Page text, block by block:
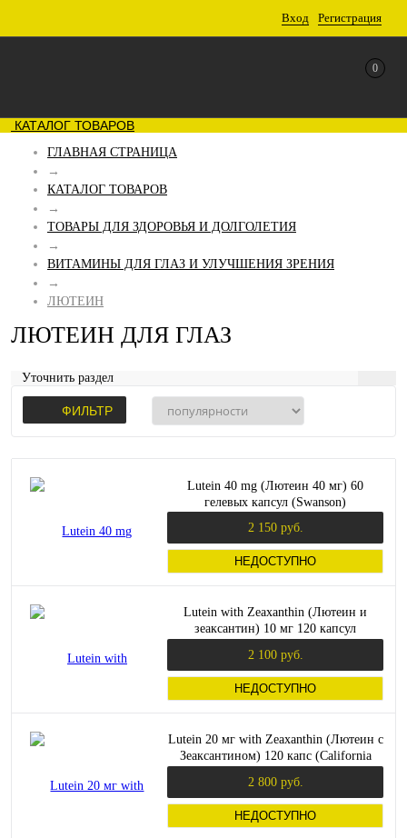
Вход Регистрация
0
КАТАЛОГ ТОВАРОВ
ГЛАВНАЯ СТРАНИЦА
→
КАТАЛОГ ТОВАРОВ
→
ТОВАРЫ ДЛЯ ЗДОРОВЬЯ И ДОЛГОЛЕТИЯ
→
ВИТАМИНЫ ДЛЯ ГЛАЗ И УЛУЧШЕНИЯ ЗРЕНИЯ
→
ЛЮТЕИН
ЛЮТЕИН ДЛЯ ГЛАЗ
Уточнить раздел
ФИЛЬТР
Lutein 40 mg (Лютеин 40 мг) 60
гелевых капсул (Swanson)
2 150 руб.
НЕДОСТУПНО
Lutein with Zeaxanthin (Лютеин и
зеаксантин) 10 мг 120 капсул
2 100 руб.
НЕДОСТУПНО
Lutein 20 мг with Zeaxanthin (Лютеин с
Зеаксантином) 120 капс (California
2 800 руб.
НЕДОСТУПНО